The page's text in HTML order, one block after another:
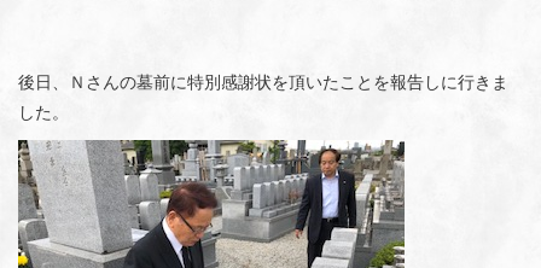
後日、Ｎさんの墓前に特別感謝状を頂いたことを報告しに行きま
した。